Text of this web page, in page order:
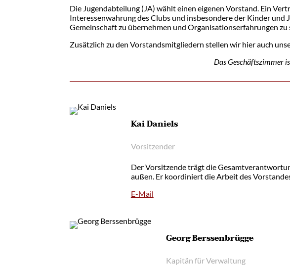
Die Jugendabteilung (JA) wählt einen eigenen Vorstand. Ein
Interessenwahrung des Clubs und insbesondere der Kinder
Gemeinschaft zu übernehmen und Organisationserfahrungen zu
Zusätzlich zu den Vorstandsmitgliedern stellen wir hier auch
Das Geschäftszimmer
Kai Daniels
Vorsitzender
Der Vorsitzende trägt die
außen. Er koordiniert die Arbeit des
E-Mail
Georg Berssenbrügge
Kapitän für Verwaltung